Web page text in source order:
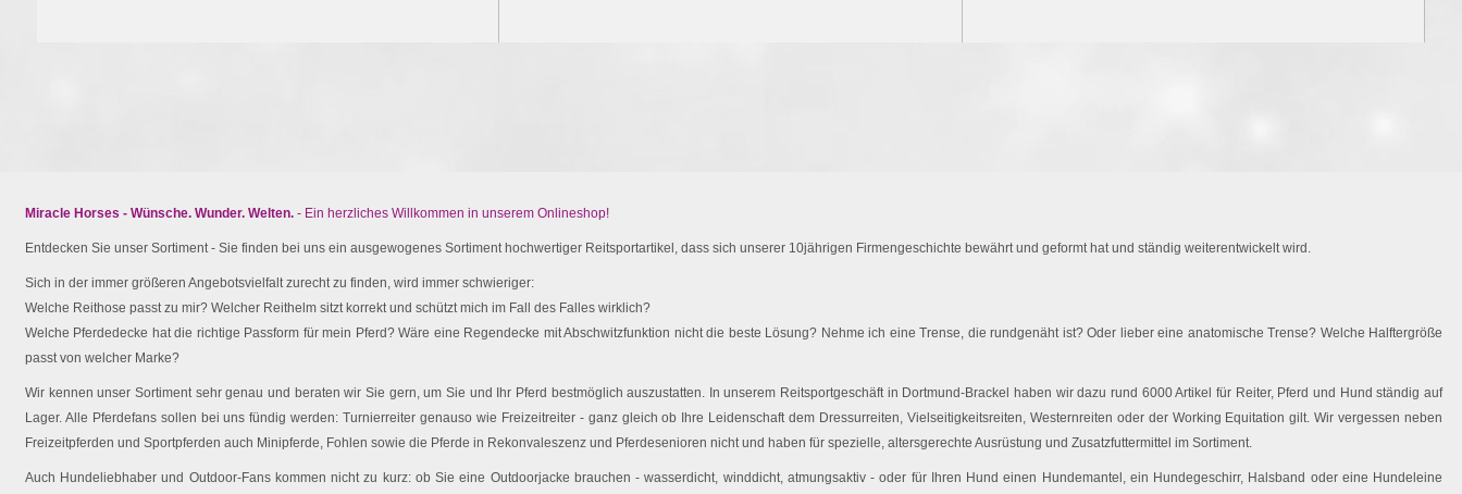
Miracle Horses - Wünsche. Wunder. Welten. - Ein herzliches Willkommen in unserem Onlineshop!
Entdecken Sie unser Sortiment - Sie finden bei uns ein ausgewogenes Sortiment hochwertiger Reitsportartikel, dass sich unserer 10jährigen Firmengeschichte bewährt und geformt hat und ständig weiterentwickelt wird.
Sich in der immer größeren Angebotsvielfalt zurecht zu finden, wird immer schwieriger:
Welche Reithose passt zu mir? Welcher Reithelm sitzt korrekt und schützt mich im Fall des Falles wirklich?
Welche Pferdedecke hat die richtige Passform für mein Pferd? Wäre eine Regendecke mit Abschwitzfunktion nicht die beste Lösung? Nehme ich eine Trense, die rundgenäht ist? Oder lieber eine anatomische Trense? Welche Halftergröße
passt von welcher Marke?
Wir kennen unser Sortiment sehr genau und beraten wir Sie gern, um Sie und Ihr Pferd bestmöglich auszustatten. In unserem Reitsportgeschäft in Dortmund-Brackel haben wir dazu rund 6000 Artikel für Reiter, Pferd und Hund ständig auf
Lager. Alle Pferdefans sollen bei uns fündig werden: Turnierreiter genauso wie Freizeitreiter - ganz gleich ob Ihre Leidenschaft dem Dressurreiten, Vielseitigkeitsreiten, Westernreiten oder der Working Equitation gilt. Wir vergessen neben
Freizeitpferden und Sportpferden auch Minipferde, Fohlen sowie die Pferde in Rekonvaleszenz und Pferdesenioren nicht und haben für spezielle, altersgerechte Ausrüstung und Zusatzfuttermittel im Sortiment.
Auch Hundeliebhaber und Outdoor-Fans kommen nicht zu kurz: ob Sie eine Outdoorjacke brauchen - wasserdicht, winddicht, atmungsaktiv - oder für Ihren Hund einen Hundemantel, ein Hundegeschirr, Halsband oder eine Hundeleine